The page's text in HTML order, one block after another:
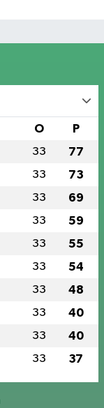
O P
33 77
33 73
33 69
33 59
33 55
33 54
33 48
33 40
33 40
33 37